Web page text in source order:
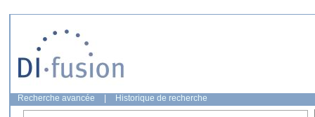
Recherche avancée Historique de recherche